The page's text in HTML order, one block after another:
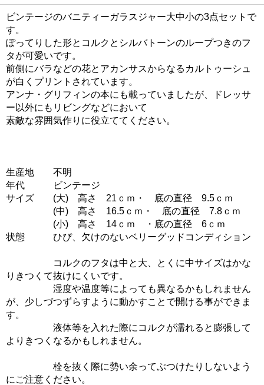
ビンテージのバニティーガラスジャー大中小の3点セットで
す。
ぽってりした形とコルクとシルバトーンのループつきのフ
タが可愛いです。
前側にバラなどの花とアカンサスからなるカルトゥーシュ
が白くプリントされています。
アンナ・グリフィンの本にも載っていましたが、ドレッサ
ー以外にもリビングなどにおいて
素敵な雰囲気作りに役立ててください。
生産地 不明
年代 ビンテージ
サイズ (大) 高さ 21ｃｍ・ 底の直径 9.5ｃｍ
(中) 高さ 16.5ｃｍ・ 底の直径 7.8ｃｍ
(小) 高さ 14ｃｍ ・底の直径 6ｃｍ
状態 ひぴ、欠けのないベリーグッドコンディション
コルクのフタは中と大、とくに中サイズはかな
りきつくて抜けにくいです。
湿度や温度等によっても異なるかもしれません
が、少しづつずらすように動かすことで開ける事ができま
す。
液体等を入れた際にコルクが濡れると膨張して
よりきつくなるかもしれません。
栓を抜く際に勢い余ってぶつけたりしないよう
にご注意ください。